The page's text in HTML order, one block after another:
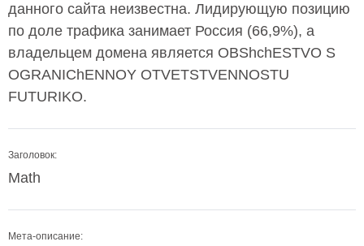
данного сайта неизвестна. Лидирующую позицию
по доле трафика занимает Россия (66,9%), а
владельцем домена является OBShchESTVO S
OGRANIChENNOY OTVETSTVENNOSTU
FUTURIKO.
Заголовок:
Math
Мета-описание: